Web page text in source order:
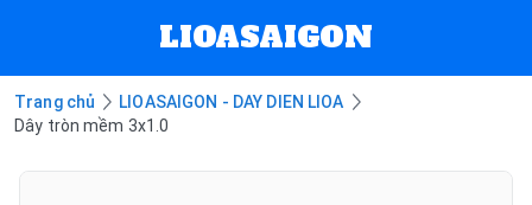
LIOASAIGON
Trang chủ
LIOASAIGON - DAY DIEN LIOA
Dây tròn mềm 3x1.0